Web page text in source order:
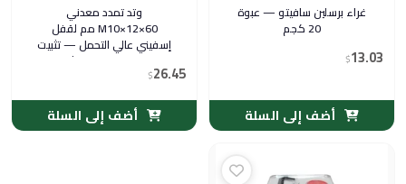
غراء برسلين سافيتو — عبوة
20 كجم
$13.03
أضف إلى السلة
وتد تمدد معدني
M10×12×60 مم لقفل
إسفيني عالي التحمل — تثبيت
خرساني للمعدات الثقيلة
$26.45
أضف إلى السلة